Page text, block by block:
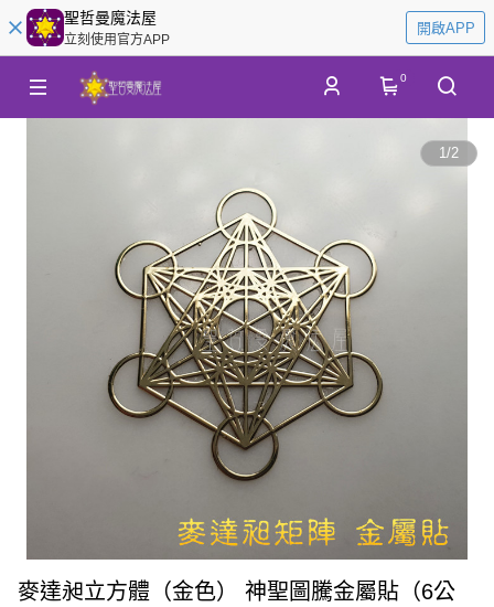
聖哲曼魔法屋
立刻使用官方APP
開啟APP
0
1/2
麥達昶立方體（金色） 神聖圖騰金屬貼（6公